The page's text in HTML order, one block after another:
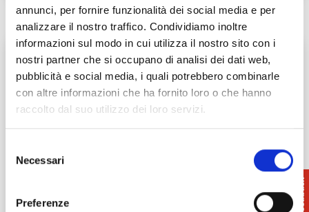
annunci, per fornire funzionalità dei social media e per
analizzare il nostro traffico. Condividiamo inoltre
informazioni sul modo in cui utilizza il nostro sito con i
nostri partner che si occupano di analisi dei dati web,
pubblicità e social media, i quali potrebbero combinarle
con altre informazioni che ha fornito loro o che hanno
raccolto dal suo utilizzo dei loro servizi.
delNecessari
Preferenze
Santa Croce sull’Arno | Collegiata di